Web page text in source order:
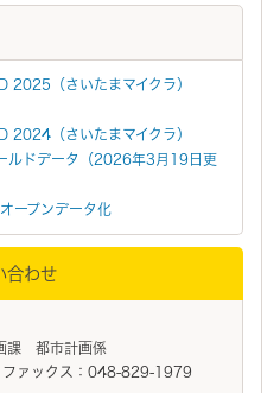
（さいたまマイクラ）
（さいたまマイクラ）
ルドデータ（2026年3月19日更
ープンデータ化
合わせ
課 都市計画係
ァックス：048-829-1979